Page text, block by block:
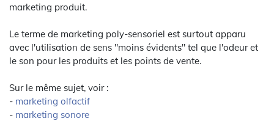
marketing produit.
Le terme de marketing poly-sensoriel est surtout apparu
avec l'utilisation de sens "moins évidents" tel que l'odeur et
le son pour les produits et les points de vente.
Sur le même sujet, voir :
- marketing olfactif
- marketing sonore